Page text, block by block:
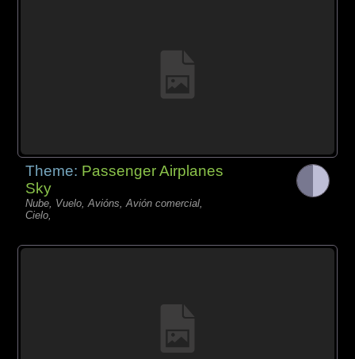
Theme: Passenger Airplanes
Sky
Nube, Vuelo, Avións, Avión comercial,
Cielo,